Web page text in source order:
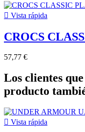
 Vista rápida
CROCS
57,77 €
Los clientes
producto
 Vista rápida